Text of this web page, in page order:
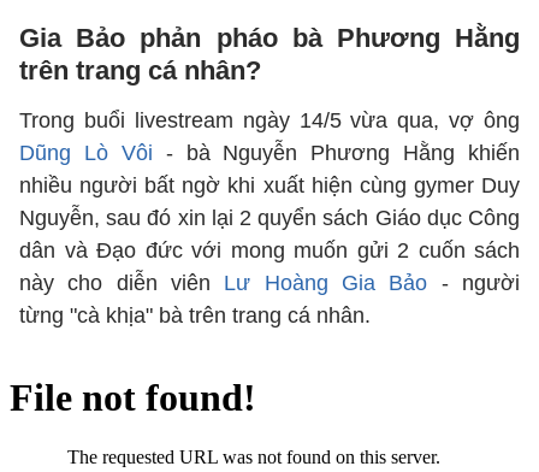
Gia Bảo phản pháo bà Phương Hằng
trên trang cá nhân?
Trong buổi livestream ngày 14/5 vừa qua, vợ ông
Dũng Lò Vôi - bà Nguyễn Phương Hằng khiến
nhiều người bất ngờ khi xuất hiện cùng gymer Duy
Nguyễn, sau đó xin lại 2 quyển sách Giáo dục Công
dân và Đạo đức với mong muốn gửi 2 cuốn sách
này cho diễn viên Lư Hoàng Gia Bảo - người
từng "cà khịa" bà trên trang cá nhân.